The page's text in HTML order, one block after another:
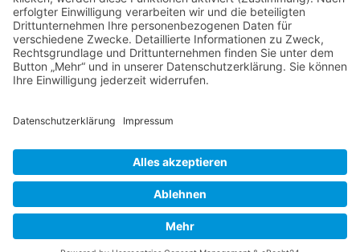
Diese E-Mail-Adresse ist vor Spambots geschützt! Zur Anzeige
muss JavaScript eingeschaltet sein!
Telefon Service-Team
Tel: 0261-1349 5200
Tel: 0172-546 19 20
Datenschutzerklärung
Der Gesundheitsverband für Tiertherapeuten
VDT bei Facebook